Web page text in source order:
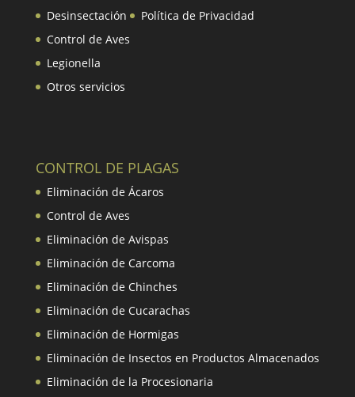
Desinsectación
Control de Aves
Legionella
Otros servicios
Política de Privacidad
CONTROL DE PLAGAS
Eliminación de Ácaros
Control de Aves
Eliminación de Avispas
Eliminación de Carcoma
Eliminación de Chinches
Eliminación de Cucarachas
Eliminación de Hormigas
Eliminación de Insectos en Productos Almacenados
Eliminación de la Procesionaria